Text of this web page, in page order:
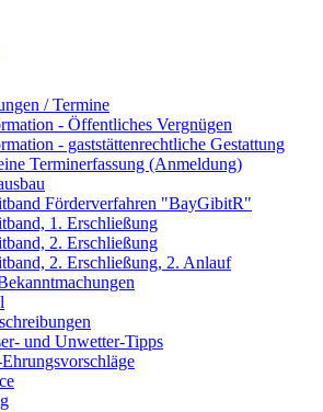
/ Termine
- Öffentliches Vergnügen
- gaststättenrechtliche Gestattung
Terminerfassung (Anmeldung)
Förderverfahren "BayGibitR"
1. Erschließung
2. Erschließung
2. Erschließung, 2. Anlauf
und Unwetter-Tipps